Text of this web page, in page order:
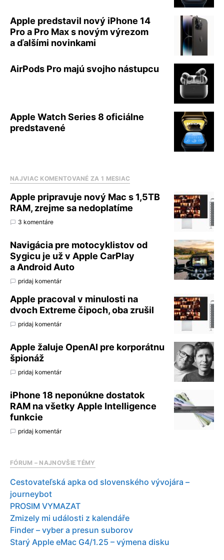
Apple predstavil nový iPhone 14
Pro a Pro Max s novým výrezom
a ďalšími novinkami
AirPods Pro majú svojho nástupcu
Apple Watch Series 8 oficiálne
predstavené
NAJVIAC KOMENTOVANÉ ZA 1 MESIAC
Apple pripravuje nový Mac s 1,5TB
RAM, zrejme sa nedoplatíme
3 komentáre
Navigácia pre motocyklistov od
Sygicu je už v Apple CarPlay
a Android Auto
pridaj komentár
Apple pracoval v minulosti na
dvoch Extreme čipoch, oba zrušil
pridaj komentár
Apple žaluje OpenAI pre korporátnu
špionáž
pridaj komentár
iPhone 18 neponúkne dostatok
RAM na všetky Apple Intelligence
funkcie
pridaj komentár
FÓRUM – NAJNOVŠIE TÉMY
Cestovateľská apka od slovenského vývojára –
journeybot
PROSIM VYMAZAT
Zmizely mi události z kalendáře
Finder – vyber a presun suborov
Starý Apple eMac G4/1.25 – výmena disku